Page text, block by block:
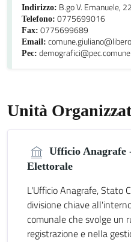
Indirizzo: B.go V. Emanuele, 22
Telefono: 0775699016
Fax: 0775699689
Email:
Pec:
Unità
Ufficio Anagrafe
Elettorale
L'Ufficio Anagrafe, Stato
divisione chiave
comunale che svolge un
registrazione e nella